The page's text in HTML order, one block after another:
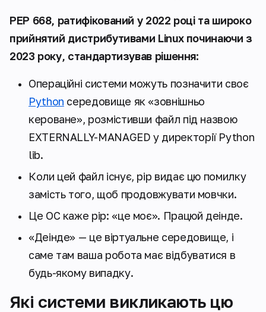
PEP 668, ратифікований у 2022 році та широко
прийнятий дистрибутивами Linux починаючи з
2023 року, стандартизував рішення:
Операційні системи можуть позначити своє
Python середовище як «зовнішньо
кероване», розмістивши файл під назвою
EXTERNALLY-MANAGED у директорії Python
lib.
Коли цей файл існує, pip видає цю помилку
замість того, щоб продовжувати мовчки.
Це ОС каже pip: «це моє». Працюй деінде.
«Деінде» — це віртуальне середовище, і
саме там ваша робота має відбуватися в
будь-якому випадку.
Які системи викликають цю